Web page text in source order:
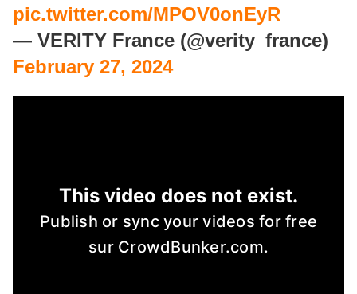
pic.twitter.com/MPOV0onEyR
— VERITY France (@verity_france)
February 27, 2024